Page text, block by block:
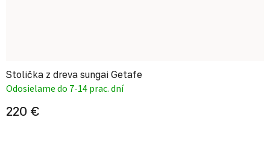
Stolička z dreva sungai Getafe
Odosielame do 7-14 prac. dní
220 €